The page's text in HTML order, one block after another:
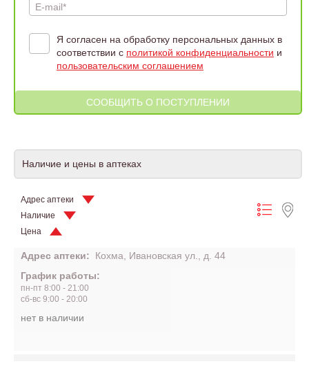
E-mail*
Я согласен на обработку персональных данных в
соответствии с политикой конфиденциальности и
пользовательским соглашением
Наличие и цены в аптеках
Адрес аптеки
Наличие
Цена
Адрес аптеки:
Кохма, Ивановская ул., д. 44
График работы:
пн-пт 8:00 - 21:00
сб-вс 9:00 - 20:00
нет в наличии